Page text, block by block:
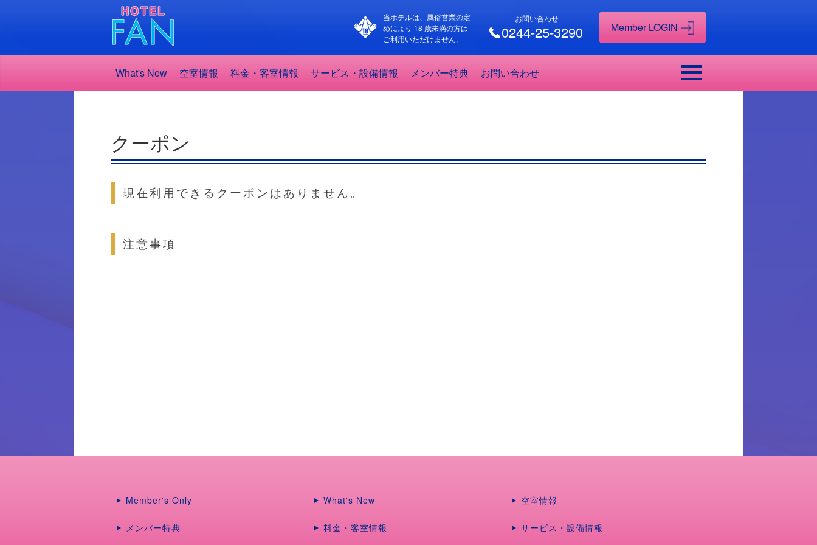
当ホテルは、風俗営業の定
めにより 18 歳未満の方は
ご利用いただけません。
お問い合わせ
0244-25-3290
What's New 空室情報 料金・客室情報 サービス・設備情報 メンバー特典 お問い合わせ
クーポン
現在利用できるクーポンはありません。
注意事項
Member's Only What's New 空室情報
メンバー特典 料金・客室情報 サービス・設備情報